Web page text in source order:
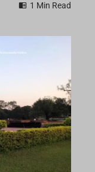
1 Min Read